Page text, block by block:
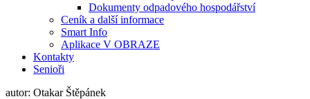
Dokumenty odpadového hospodářství
Ceník a další informace
Smart Info
Aplikace V OBRAZE
Kontakty
Senioři
autor: Otakar Štěpánek